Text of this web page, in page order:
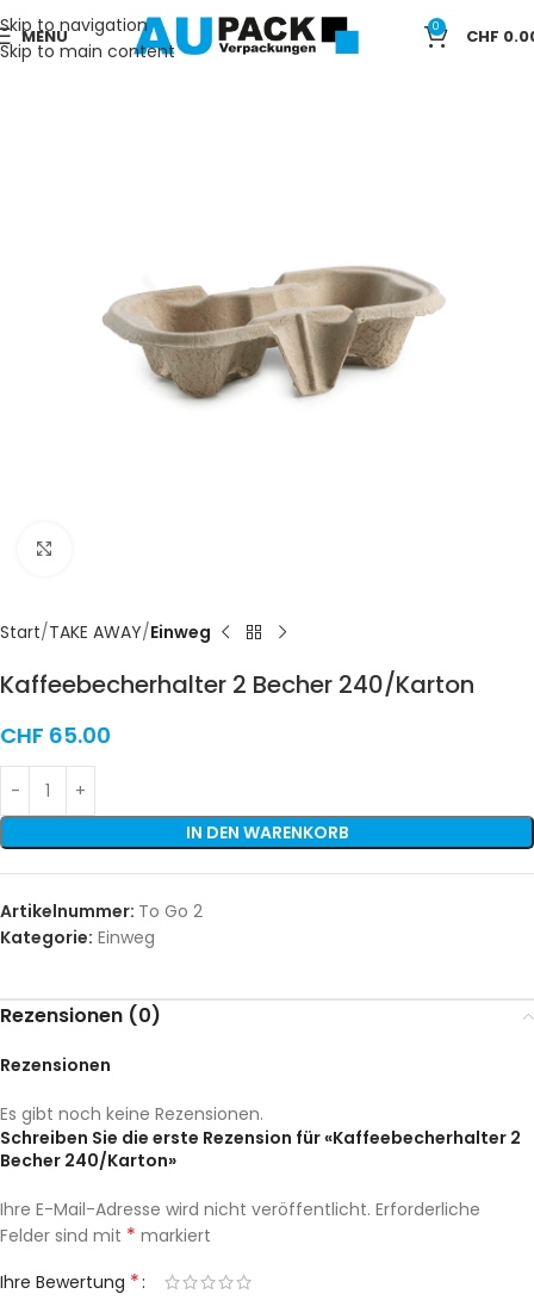
Skip to navigation
Skip to main content
MENU 0 CHF
Start TAKE AWAY Einweg
Kaffeebecherhalter 2 Becher 240/Karton
CHF 65.00
IN DEN WARENKORB
Artikelnummer: To Go 2
Kategorie: Einweg
Rezensionen (0)
Rezensionen
Es gibt noch keine Rezensionen.
Schreiben Sie die erste Rezension für «Kaffeebecherhalter 2
Becher 240/Karton»
Ihre E-Mail-Adresse wird nicht veröffentlicht. Erforderliche
Felder sind mit * markiert
Ihre Bewertung *